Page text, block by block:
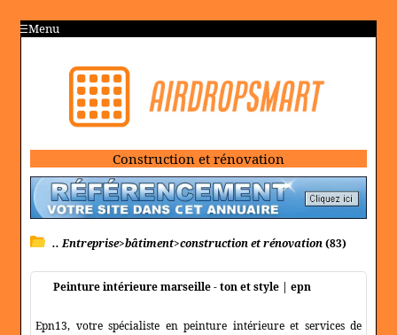
Menu
Construction et rénovation
.. Entreprise>bâtiment>construction et rénovation(83)
Peinture intérieure marseille - ton et style | epn
Epn13, votre spécialiste en peinture intérieure et services de